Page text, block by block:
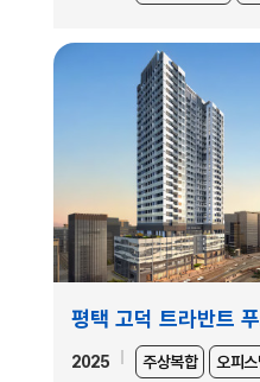
평택 고덕 트라반트
2025 주상복합 오피